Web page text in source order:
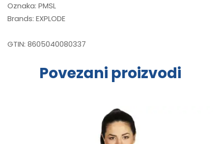
Oznaka: PMSL
Brands: EXPLODE
GTIN: 8605040080337
Povezani proizvodi